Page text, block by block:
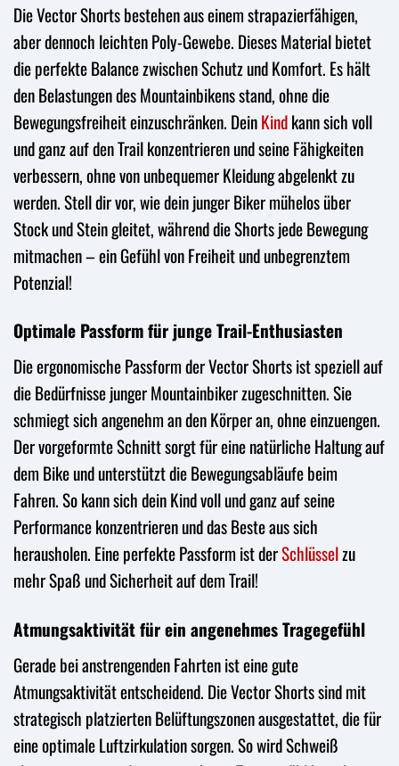
Die Vector Shorts bestehen aus einem strapazierfähigen,
aber dennoch leichten Poly-Gewebe. Dieses Material bietet
die perfekte Balance zwischen Schutz und Komfort. Es hält
den Belastungen des Mountainbikens stand, ohne die
Bewegungsfreiheit einzuschränken. DeinKindkann sich voll
und ganz auf den Trail konzentrieren und seine Fähigkeiten
verbessern, ohne von unbequemer Kleidung abgelenkt zu
werden. Stell dir vor, wie dein junger Biker mühelos über
Stock und Stein gleitet, während die Shorts jede Bewegung
mitmachen – ein Gefühl von Freiheit und unbegrenztem
Potenzial!
Optimale Passform für junge Trail-Enthusiasten
Die ergonomische Passform der Vector Shorts ist speziell auf
die Bedürfnisse junger Mountainbiker zugeschnitten. Sie
schmiegt sich angenehm an den Körper an, ohne einzuengen.
Der vorgeformte Schnitt sorgt für eine natürliche Haltung auf
dem Bike und unterstützt die Bewegungsabläufe beim
Fahren. So kann sich dein Kind voll und ganz auf seine
Performance konzentrieren und das Beste aus sich
herausholen. Eine perfekte Passform ist derSchlüsselzu
mehr Spaß und Sicherheit auf dem Trail!
Atmungsaktivität für ein angenehmes Tragegefühl
Gerade bei anstrengenden Fahrten ist eine gute
Atmungsaktivität entscheidend. Die Vector Shorts sind mit
strategisch platzierten Belüftungszonen ausgestattet, die für
eine optimale Luftzirkulation sorgen. So wird Schweiß